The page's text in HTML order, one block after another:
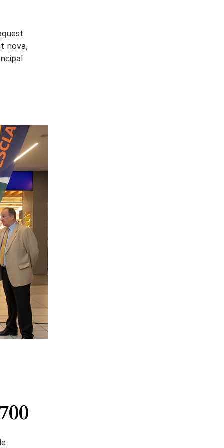
nova,